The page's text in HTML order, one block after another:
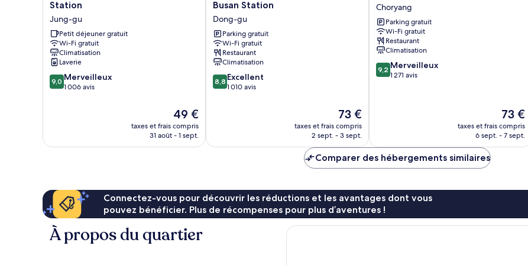
Inn
Jungang
Station
Jung-
gu
Station
Jung-gu
Petit déjeuner gratuit
Wi-Fi gratuit
Climatisation
Laverie
9.0
sur
9,0 Merveilleux
1 006 avis
Le
nouveau
prix
49 €
taxes et frais compris
31 août - 1 sept.
Encore
Wyndham
Busan
Station
Dong-
gu
Busan Station
Dong-gu
Parking gratuit
Wi-Fi gratuit
Restaurant
Climatisation
8.8
sur
8,8 Excellent
1 010 avis
Le
nouveau
prix
de
73 €
taxes et frais compris
2 sept. - 3 sept.
Hotel
Busan
Station
Choryang
Choryang
Parking gratuit
Wi-Fi gratuit
Restaurant
Climatisation
9.2
sur
9,2 Merveilleux
1 271 avis
Le
nouveau
prix
73 €
taxes et frais compris
6 sept. - 7 sept.
Comparer des hébergements similaires
Connectez-vous pour découvrir les réductions et les avantages dont vous
pouvez bénéficier. Plus de récompenses pour plus d’aventures !
À propos du quartier